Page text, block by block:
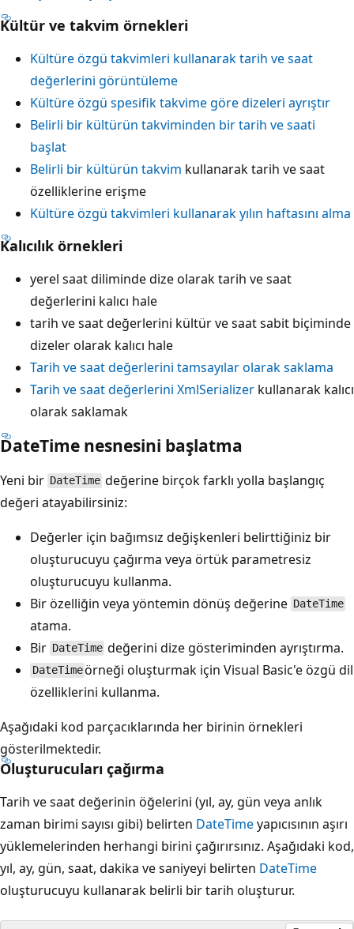
Kültür ve takvim örnekleri
Kültüre özgü takvimleri kullanarak tarih ve saat
değerlerini görüntüleme
Kültüre özgü spesifik takvime göre dizeleri ayrıştır
Belirli bir kültürün takviminden bir tarih ve saati
başlat
Belirli bir kültürün takvim kullanarak tarih ve saat
özelliklerine erişme
Kültüre özgü takvimleri kullanarak yılın haftasını alma
Kalıcılık örnekleri
yerel saat diliminde dize olarak tarih ve saat
değerlerini kalıcı hale
tarih ve saat değerlerini kültür ve saat sabit biçiminde
dizeler olarak kalıcı hale
Tarih ve saat değerlerini tamsayılar olarak saklama
Tarih ve saat değerlerini XmlSerializer kullanarak kalıcı
olarak saklamak
DateTime nesnesini başlatma
Yeni bir DateTime değerine birçok farklı yolla başlangıç
değeri atayabilirsiniz:
Değerler için bağımsız değişkenleri belirttiğiniz bir
oluşturucuyu çağırma veya örtük parametresiz
oluşturucuyu kullanma.
Bir özelliğin veya yöntemin dönüş değerine DateTime
atama.
Bir DateTime değerini dize gösteriminden ayrıştırma.
DateTimeörneği oluşturmak için Visual Basic'e özgü dil
özelliklerini kullanma.
Aşağıdaki kod parçacıklarında her birinin örnekleri
gösterilmektedir.
Oluşturucuları çağırma
Tarih ve saat değerinin öğelerini (yıl, ay, gün veya anlık
zaman birimi sayısı gibi) belirten DateTimeyapıcısının aşırı
yüklemelerinden herhangi birini çağırırsınız. Aşağıdaki kod,
yıl, ay, gün, saat, dakika ve saniyeyi belirten DateTime
oluşturucuyu kullanarak belirli bir tarih oluşturur.